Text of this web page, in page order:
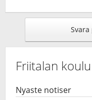
Friitalan koulu
Nyaste notiser